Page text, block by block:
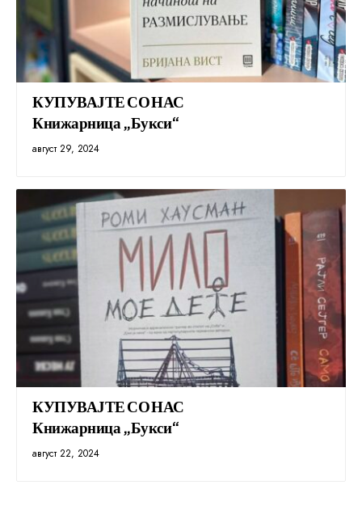
КУПУВАЈТЕ СО НАС
Книжарница „Букси“
август 29, 2024
КУПУВАЈТЕ СО НАС
Книжарница „Букси“
август 22, 2024